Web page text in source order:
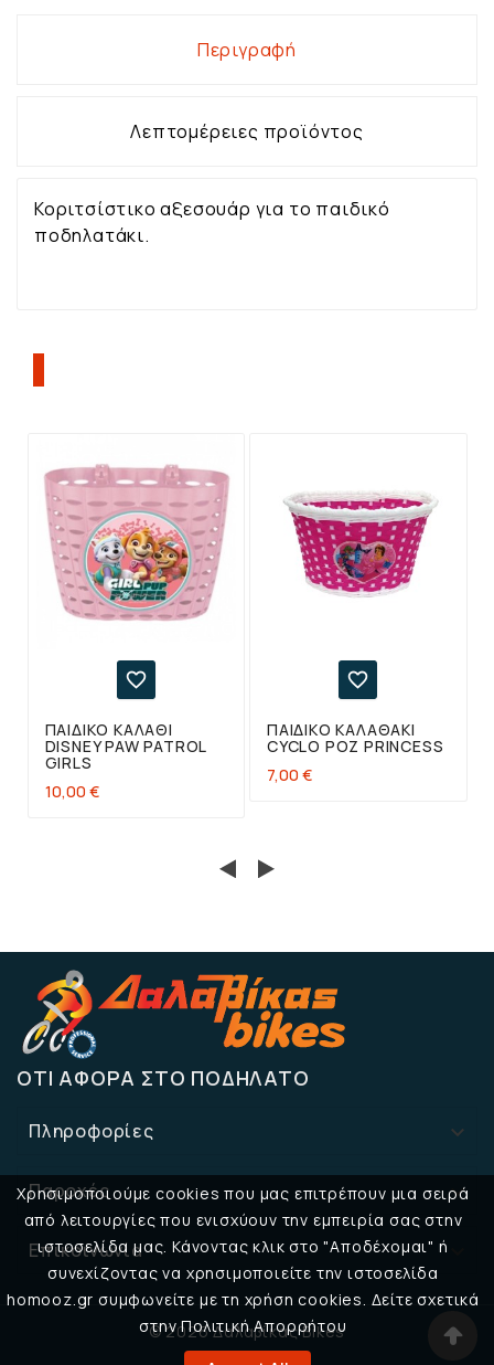
Χρησιμοποιούμε cookies που μας επιτρέπουν μια σειρά
από λειτουργίες που ενισχύουν την εμπειρία σας στην
ιστοσελίδα μας. Κάνοντας κλικ στο "Αποδέχομαι" ή
συνεχίζοντας να χρησιμοποιείτε την ιστοσελίδα
homooz.gr συμφωνείτε με τη χρήση cookies. Δείτε σχετικά
στην Πολιτική Απορρήτου
Περιγραφή
Λεπτομέρειες προϊόντος
Κοριτσίστικο αξεσουάρ για το παιδικό
ποδηλατάκι.

ΠΑΙΔΙΚΌ ΚΑΛΆΘΙ
DISNEY PAW PATROL
GIRLS
10,00 €

ΠΑΙΔΙΚΌ ΚΑΛΑΘΆΚΙ
CYCLO ΡΟΖ PRINCESS
7,00 €
ΌΤΙ ΑΦΟΡΆ ΣΤΟ ΠΟΔΉΛΑΤΟ
Πληροφορίες 
Παροχές 
Επικοινωνία 
© 2026 Δαλαβίκας Bikes